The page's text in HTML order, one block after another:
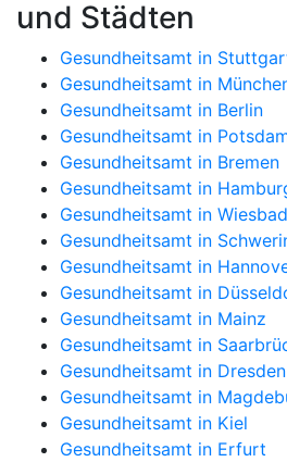
und Städten
Gesundheitsamt in
Gesundheitsamt in
Gesundheitsamt in Berlin
Gesundheitsamt in
Gesundheitsamt in Bremen
Gesundheitsamt in
Gesundheitsamt in
Gesundheitsamt in
Gesundheitsamt in
Gesundheitsamt in
Gesundheitsamt in Mainz
Gesundheitsamt in
Gesundheitsamt in Dresden
Gesundheitsamt in
Gesundheitsamt in Kiel
Gesundheitsamt in Erfurt